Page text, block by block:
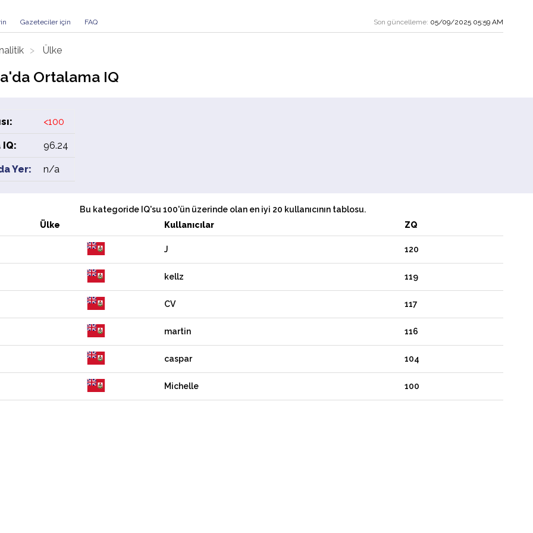
Gazeteciler için FAQ Son güncelleme: 05/09/2025 05:59 AM
Ülke
Ortalama IQ
<100
96.24
Yer: n/a
Bu kategoride IQ'su 100'ün üzerinde olan en iyi 20 kullanıcının tablosu.
Ülke Kullanıcılar ZQ
J 120
kellz 119
CV 117
martin 116
caspar 104
Michelle 100